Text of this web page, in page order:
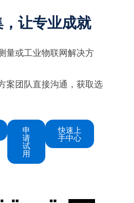
让专业成就
量或工业物联网解决方
案团队直接沟通，获取选
申
请
试
用
快速上
手中心